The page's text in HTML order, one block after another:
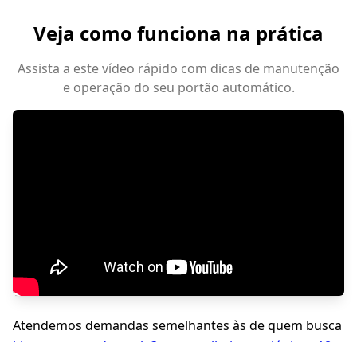
Veja como funciona na prática
Assista a este vídeo rápido com dicas de manutenção
e operação do seu portão automático.
Atendemos demandas semelhantes às de quem busca